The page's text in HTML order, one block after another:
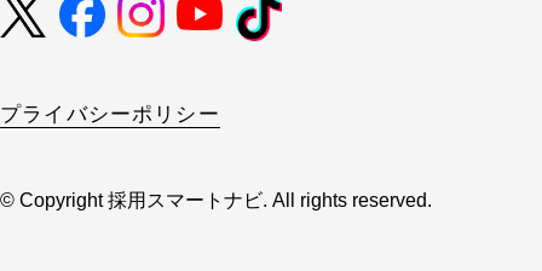
プライバシーポリシー
© Copyright 採用スマートナビ. All rights reserved.